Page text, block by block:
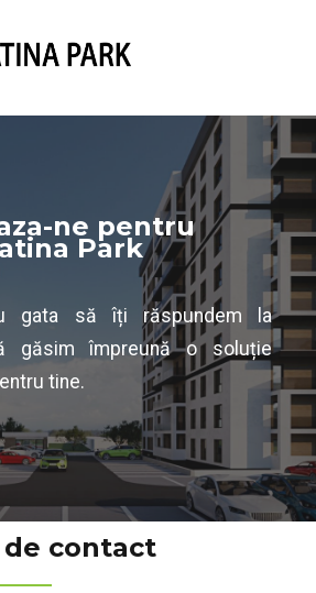
ne pentru
Park
gata să îți răspundem la
găsim împreună o soluție
tine.
contact